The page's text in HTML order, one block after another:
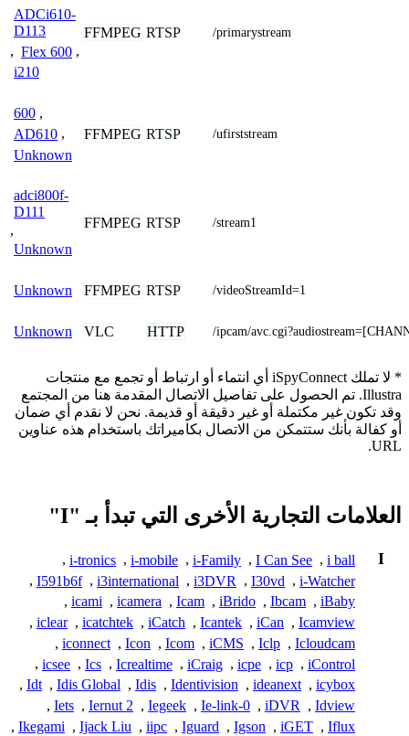
ADCi610-
D113
, Flex 600 ,
i210
FFMPEG RTSP /primarystream
600 ,
AD610 ,
Unknown
FFMPEG RTSP /ufirststream
adci800f-
D111
,
Unknown
FFMPEG RTSP /stream1
Unknown FFMPEG RTSP /videoStreamId=1
Unknown VLC HTTP /ipcam/
* لا تملك iSpyConnect أي انتماء أو ارتباط أو تجمع مع منتجات
Illustra. تم الحصول على تفاصيل الاتصال المقدمة هنا من المجتمع
وقد تكون غير مكتملة أو غير دقيقة أو قديمة. نحن لا نقدم أي ضمان
أو كفالة بأنك ستتمكن من الاتصال بكاميراتك باستخدام هذه عناوين
URL.
العلامات التجارية الأخرى التي تبدأ بـ "I"
I
i ball
,
I Can See
,
i-Family
,
i-mobile
,
i-tronics
,
i-Watcher
,
I30vd
,
i3DVR
,
i3international
,
I591b6f
,
iBaby
,
Ibcam
,
iBrido
,
Icam
,
icamera
,
icami
,
Icamview
,
iCan
,
Icantek
,
iCatch
,
icatchtek
,
iclear
,
Icloudcam
,
Iclp
,
iCMS
,
Icom
,
Icon
,
iconnect
,
iControl
,
icp
,
icpe
,
iCraig
,
Icrealtime
,
Ics
,
icsee
,
icybox
,
ideanext
,
Identivision
,
Idis
,
Idis Global
,
Idt
,
Idview
,
iDVR
,
Ie-link-0
,
Iegeek
,
Iernut 2
,
Iets
,
Iflux
,
iGET
,
Igson
,
Iguard
,
iipc
,
Ijack Liu
,
Ikegami
,